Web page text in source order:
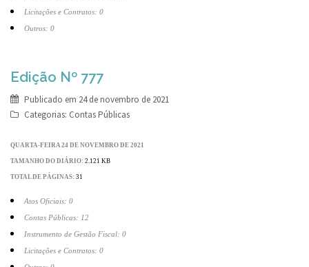
Licitações e Contratos: 0
Outros: 0
Edição Nº 777
Publicado em 24 de novembro de 2021
Categorias: Contas Públicas
QUARTA-FEIRA 24 DE NOVEMBRO DE 2021
TAMANHO DO DIÁRIO: 2.121 KB
TOTAL DE PÁGINAS: 31
Atos Oficiais: 0
Contas Públicas: 12
Instrumento de Gestão Fiscal: 0
Licitações e Contratos: 0